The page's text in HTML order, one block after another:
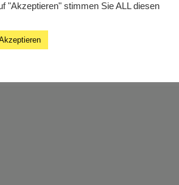
"Akzeptieren" stimmen Sie ALL diesen